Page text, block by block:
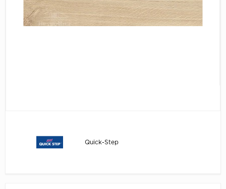
Серый
Бежевый
Подложка под паркет и ламинат
Quick-Step